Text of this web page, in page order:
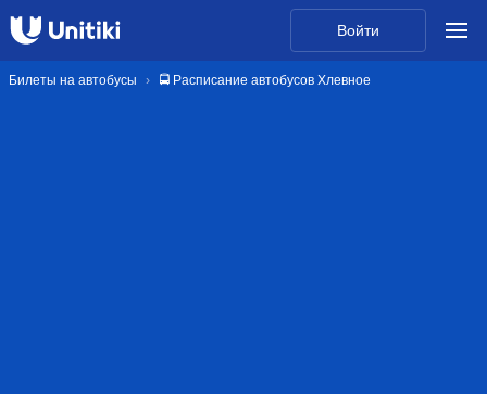
Войти
Билеты на автобусы 🚍 Расписание автобусов Хлевное